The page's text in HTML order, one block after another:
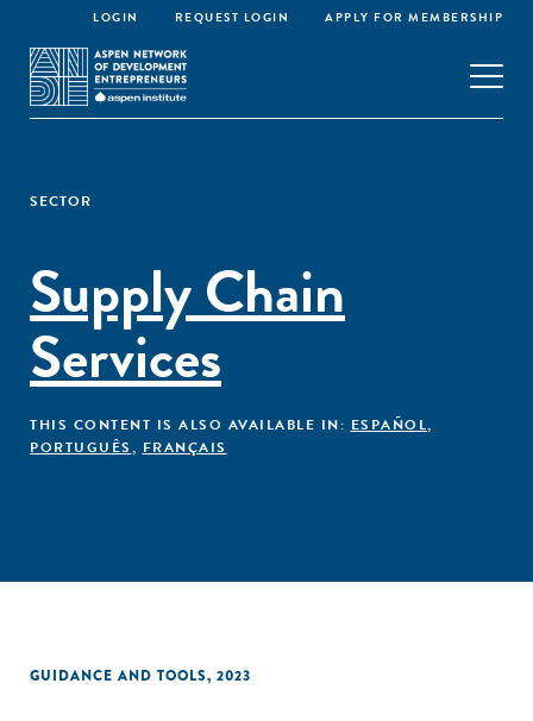
LOGIN REQUEST LOGIN APPLY FOR MEMBERSHIP
SECTOR
Supply Chain
Services
THIS CONTENT IS ALSO AVAILABLE IN: ESPAÑOL,
PORTUGUÊS, FRANÇAIS
GUIDANCE AND TOOLS, 2023